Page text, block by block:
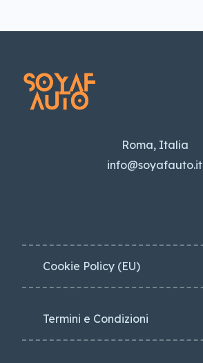
Roma, Italia
info@soyafauto.it
Cookie Policy (EU)
Termini e Condizioni